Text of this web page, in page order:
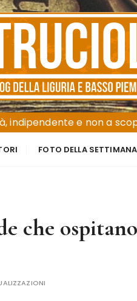
indipendente e non a
FOTO DELLA SETTIMANA
che ospitano